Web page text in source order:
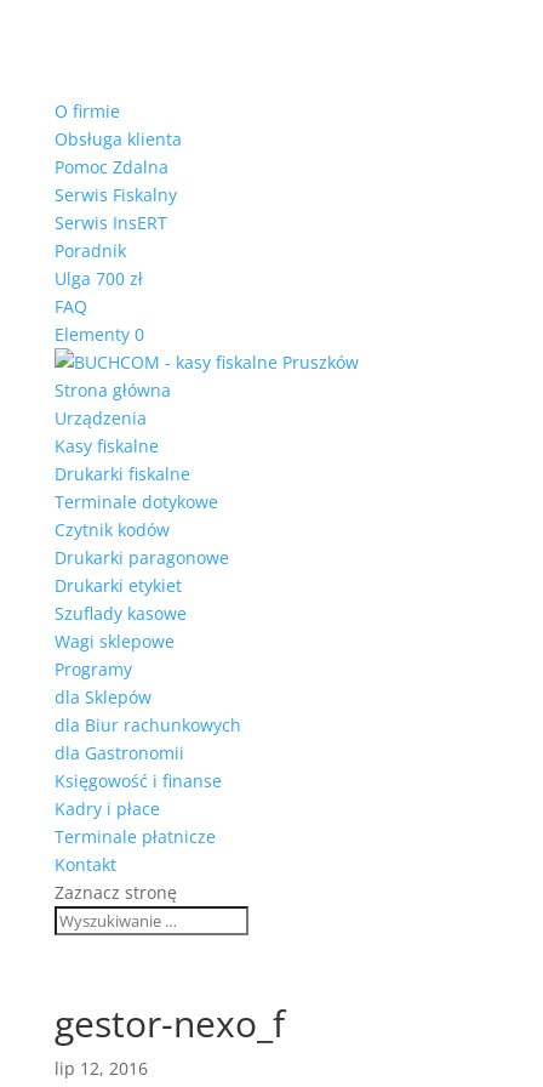
O firmie
Obsługa klienta
Pomoc Zdalna
Serwis Fiskalny
Serwis InsERT
Poradnik
Ulga 700 zł
FAQ
Elementy 0
Strona główna
Urządzenia
Kasy fiskalne
Drukarki fiskalne
Terminale dotykowe
Czytnik kodów
Drukarki paragonowe
Drukarki etykiet
Szuflady kasowe
Wagi sklepowe
Programy
dla Sklepów
dla Biur rachunkowych
dla Gastronomii
Księgowość i finanse
Kadry i płace
Terminale płatnicze
Kontakt
Zaznacz stronę
gestor-nexo_f
lip 12, 2016